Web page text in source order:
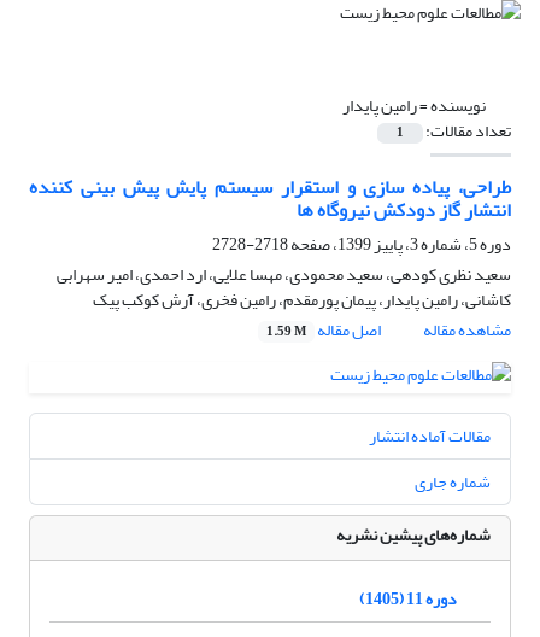
نویسنده =رامین پایدار
تعداد مقالات: 1
طراحی، پیاده سازی و استقرار سیستم پایش پیش بینی کننده
انتشار گاز دودکش نیروگاه ها
دوره 5، شماره 3، پاییز 1399، صفحه
2718-2728
سعید نظری کودهی، سعید محمودی، مهسا علایی، ارد احمدی، امیر سهرابی
کاشانی، رامین پایدار، پیمان پورمقدم، رامین فخری، آرش کوکب پیک
مشاهده مقاله
اصل مقاله 1.59 M
مقالات آماده انتشار
شماره جاری
شماره‌های پیشین نشریه
دوره 11 (1405)